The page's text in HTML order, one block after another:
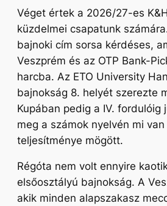
Véget értek a 2026/27-es
küzdelmei csapatunk
bajnoki cím sorsa kérdéses,
Veszprém és az OTP Bank-
harcba. Az ETO University
bajnokság 8. helyét szerezte
Kupában pedig a IV. fordulóig
meg a számok nyelvén mi
teljesítménye mögött.
Régóta nem volt ennyire
elsőosztályú bajnokság. A
akik minden alapszakasz